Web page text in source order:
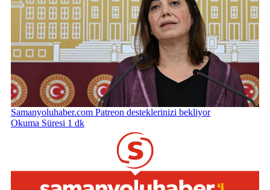
Samanyoluhaber.com Patreon desteklerinizi bekliyor
Okuma Süresi 1 dk